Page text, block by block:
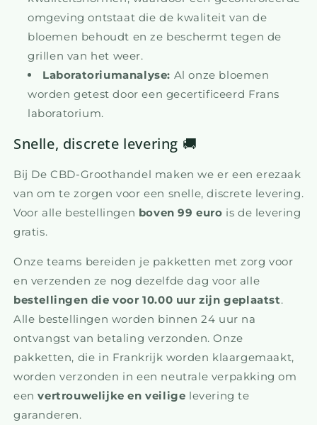
omgeving ontstaat die de kwaliteit van de
bloemen behoudt en ze beschermt tegen de
grillen van het weer.
Laboratoriumanalyse: Al onze bloemen
worden getest door een gecertificeerd Frans
laboratorium.
Snelle, discrete levering 🚚
Bij De CBD-Groothandel maken we er een erezaak
van om te zorgen voor een snelle, discrete levering.
Voor alle bestellingen boven 99 euro is de levering
gratis.
Onze teams bereiden je pakketten met zorg voor
en verzenden ze nog dezelfde dag voor alle
bestellingen die voor 10.00 uur zijn geplaatst.
Alle bestellingen worden binnen 24 uur na
ontvangst van betaling verzonden. Onze
pakketten, die in Frankrijk worden klaargemaakt,
worden verzonden in een neutrale verpakking om
eenvertrouwelijke en veilige levering te
garanderen.